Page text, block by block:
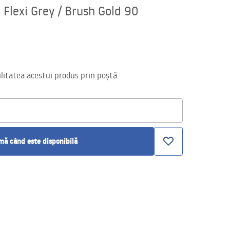
Grey / Brush Gold 90
acestui produs prin poștă.
când este disponibilă